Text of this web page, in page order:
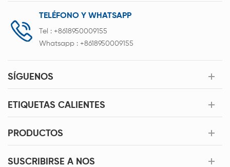
TELÉFONO Y WHATSAPP
Tel : +8618950009155
Whatsapp : +8618950009155
SÍGUENOS
ETIQUETAS CALIENTES
PRODUCTOS
SUSCRIBIRSE A NOS